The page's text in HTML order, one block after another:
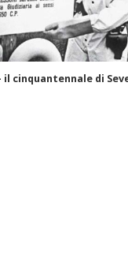
il cinquantennale di